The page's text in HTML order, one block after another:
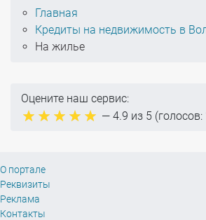
Главная
Кредиты на недвижимость в
На жилье
Оцените наш сервис:
— 4.9 из 5 (голосов:
О портале
Реквизиты
Реклама
Контакты